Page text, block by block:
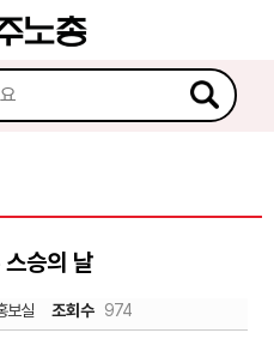
승의 날
보실 조회수 974
치북5
치북5